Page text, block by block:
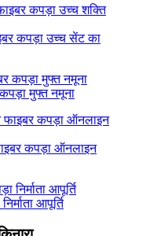
कपड़ा उच्च सेंट का
मुफ्त नमूना
कपड़ा ऑनलाइन
आपूर्ति